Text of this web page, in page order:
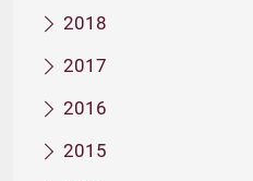
2018
2017
2016
2015